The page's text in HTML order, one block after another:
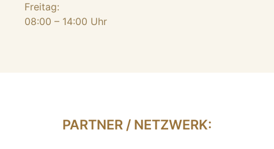
Freitag:
08:00 – 14:00 Uhr
PARTNER / NETZWERK: